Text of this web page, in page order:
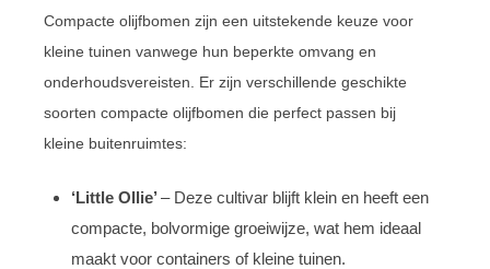
Compacte olijfbomen zijn een uitstekende keuze voor
kleine tuinen vanwege hun beperkte omvang en
onderhoudsvereisten. Er zijn verschillende geschikte
soorten compacte olijfbomen die perfect passen bij
kleine buitenruimtes:
‘Little Ollie’– Deze cultivar blijft klein en heeft een
compacte, bolvormige groeiwijze, wat hem ideaal
maakt voor containers of kleine tuinen.